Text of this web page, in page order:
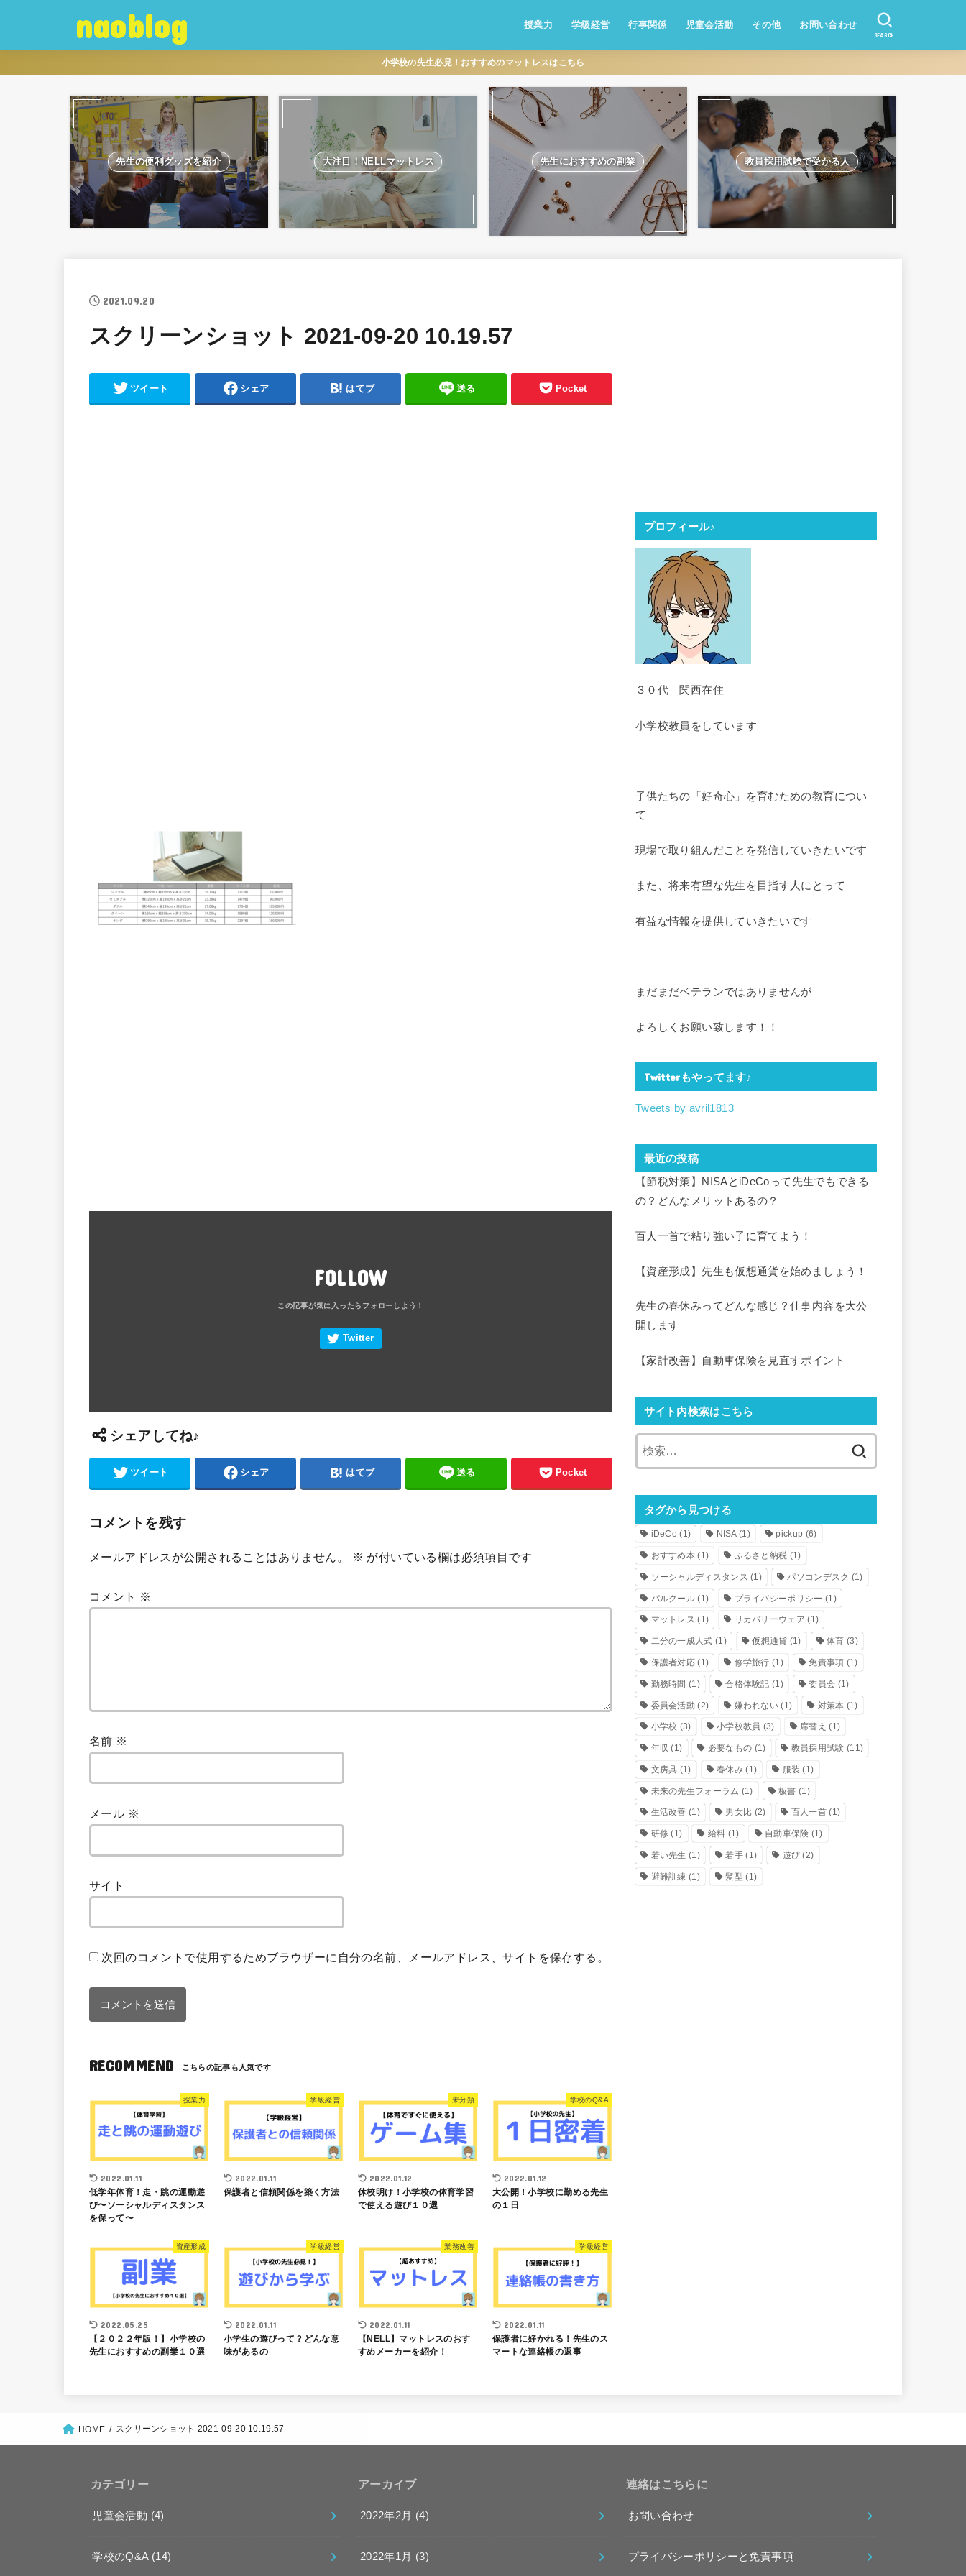
naoblog 授業力 学級経営 行事関係 児童会活動 その他
資産形成
業務改善
教員になりたい方 学校のQ&A
教員採用試験
お問い合わせ
SEARCH
小学校の先生必見！おすすめのマットレスはこちら
先生の便利グッズを紹介 大注目！NELLマットレス 先生におすすめの副業 教員採用試験で受かる人
2021.09.20
スクリーンショット 2021-09-20 10.19.57
ツイート シェア はてブ 送る Pocket
FOLLOW
シェアしてね♪
ツイート シェア はてブ 送る Pocket
コメントを残す
メールアドレスが公開されることはありません。 ※ が付いている欄は必須項目です
コメント ※
名前 ※
メール ※
サイト
次回のコメントで使用するためブラウザーに自分の名前、メールアドレス、サイトを保存する。
RECOMMEND
授業力
2022.01.11
低学年体育！走・跳の運動遊
び〜ソーシャルディスタンス
を保って〜
学級経営
2022.01.11
保護者と信頼関係を築く方法
未分類
2022.01.12
休校明け！小学校の体育学習
で使える遊び１０選
学校のQ&A
2022.01.12
大公開！小学校に勤める先生
の１日
資産形成
2022.05.25
【２０２２年版！】小学校の
先生におすすめの副業１０選
学級経営
2022.01.11
小学生の遊びって？どんな意
味があるの
業務改善
2022.01.11
【NELL】マットレスのおす
すめメーカーを紹介！
学級経営
2022.01.11
保護者に好かれる！先生のス
マートな連絡帳の返事
プロフィール♪
３０代 関西在住
小学校教員をしています
子供たちの「好奇心」を育むための教育につい
て
現場で取り組んだことを発信していきたいです
また、将来有望な先生を目指す人にとって
有益な情報を提供していきたいです
まだまだベテランではありませんが
よろしくお願い致します！！
Twitterもやってます♪
Tweets by avril1813
最近の投稿
【節税対策】NISAとiDeCoって先生でもできる
の？どんなメリットあるの？
百人一首で粘り強い子に育てよう！
【資産形成】先生も仮想通貨を始めましょう！
先生の春休みってどんな感じ？仕事内容を大公
開します
【家計改善】自動車保険を見直すポイント
サイト内検索はこちら
タグから見つける
iDeCo (1) NISA(1) pickup (6)
おすすめ本 (1) ふるさと納税 (1)
ソーシャルディスタンス (1) パソコンデスク (1)
パルクール (1) プライバシーポリシー (1)
マットレス (1) リカバリーウェア (1)
二分の一成人式 (1) 仮想通貨 (1) 体育 (3)
保護者対応 (1) 修学旅行 (1) 免責事項 (1)
勤務時間 (1) 合格体験記 (1) 委員会 (1)
委員会活動 (2) 嫌われない (1) 対策本 (1)
小学校 (3) 小学校教員 (3) 席替え (1)
年収 (1) 必要なもの (1) 教員採用試験 (11)
文房具 (1) 春休み(1) 服装 (1)
未来の先生フォーラム (1) 板書 (1)
生活改善 (1) 男女比 (2) 百人一首 (1)
研修 (1) 給料 (1) 自動車保険 (1)
若い先生 (1) 若手(1) 遊び (2)
避難訓練 (1) 髪型 (1)
HOME スクリーンショット 2021-09-20 10.19.57
カテゴリー
児童会活動 (4)
学校のQ&A (14)
アーカイブ
2022年2月 (4)
2022年1月 (3)
連絡はこちらに
お問い合わせ
プライバシーポリシーと免責事項